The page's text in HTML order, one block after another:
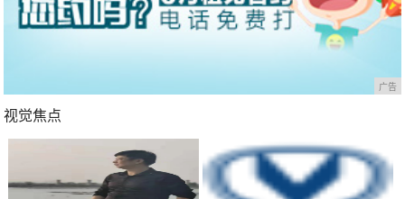
广告
视觉焦点